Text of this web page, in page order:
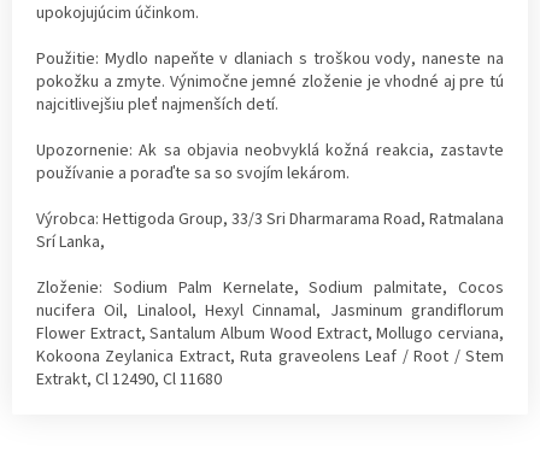
upokojujúcim účinkom.
Použitie: Mydlo napeňte v dlaniach s troškou vody, naneste na
pokožku a zmyte. Výnimočne jemné zloženie je vhodné aj pre tú
najcitlivejšiu pleť najmenších detí.
Upozornenie: Ak sa objavia neobvyklá kožná reakcia, zastavte
používanie a poraďte sa so svojím lekárom.
Výrobca: Hettigoda Group, 33/3 Sri Dharmarama Road, Ratmalana
Srí Lanka,
Zloženie: Sodium Palm Kernelate, Sodium palmitate, Cocos
nucifera Oil, Linalool, Hexyl Cinnamal, Jasminum grandiflorum
Flower Extract, Santalum Album Wood Extract, Mollugo cerviana,
Kokoona Zeylanica Extract, Ruta graveolens Leaf / Root / Stem
Extrakt, Cl 12490, Cl 11680